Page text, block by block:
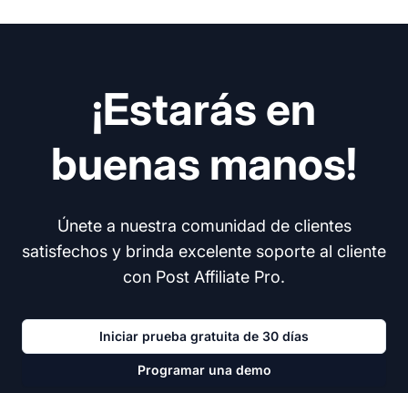
¡Estarás en
buenas manos!
Únete a nuestra comunidad de clientes
satisfechos y brinda excelente soporte al cliente
con Post Affiliate Pro.
Iniciar prueba gratuita de 30 días
Programar una demo